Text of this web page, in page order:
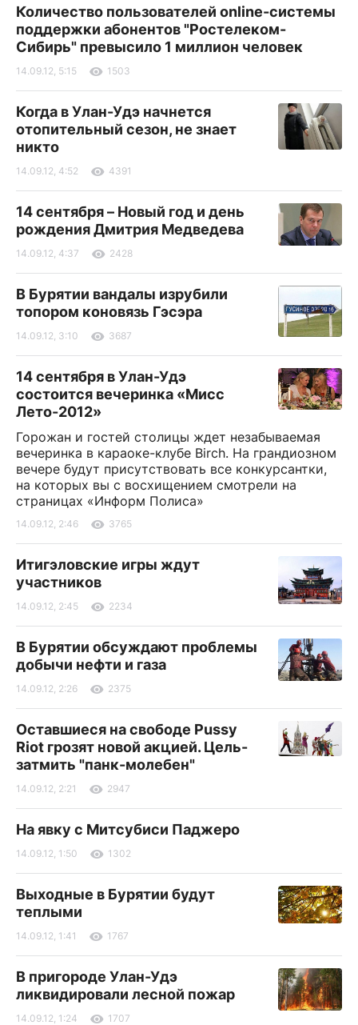
Количество пользователей online-системы
поддержки абонентов "Ростелеком-
Сибирь" превысило 1 миллион человек
14.09.12, 5:15 1503
Когда в Улан-Удэ начнется
отопительный сезон, не знает
никто
14.09.12, 4:52 4391
14 сентября – Новый год и день
рождения Дмитрия Медведева
14.09.12, 4:37 2428
В Бурятии вандалы изрубили
топором коновязь Гэсэра
14.09.12, 3:10 3687
14 сентября в Улан-Удэ
состоится вечеринка «Мисс
Лето-2012»
Горожан и гостей столицы ждет незабываемая
вечеринка в караоке-клубе Birch. На грандиозном
вечере будут присутствовать все конкурсантки,
на которых вы с восхищением смотрели на
страницах «Информ Полиса»
14.09.12, 2:46 3765
Итигэловские игры ждут
участников
14.09.12, 2:45 2234
В Бурятии обсуждают проблемы
добычи нефти и газа
14.09.12, 2:26 2375
Оставшиеся на свободе Pussy
Riot грозят новой акцией. Цель-
затмить "панк-молебен"
14.09.12, 2:21 2947
На явку с Митсубиси Паджеро
14.09.12, 1:50 1302
Выходные в Бурятии будут
теплыми
14.09.12, 1:41 1767
В пригороде Улан-Удэ
ликвидировали лесной пожар
14.09.12, 1:24 1707